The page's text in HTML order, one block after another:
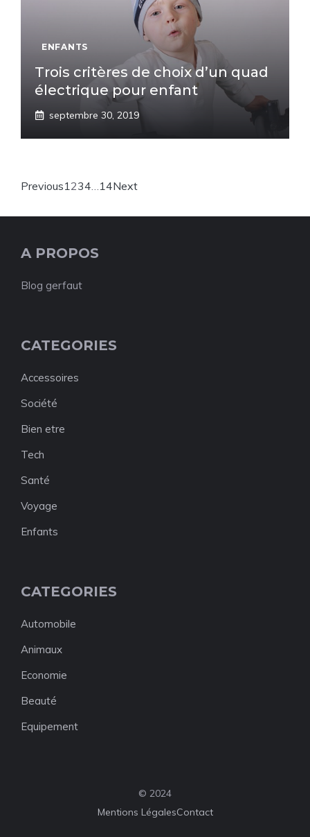
ENFANTS
Trois critères de choix d’un quad
électrique pour enfant
septembre 30, 2019
Previous1 234 14Next
A PROPOS
Blog gerfaut
CATEGORIES
Accessoires
Société
Bien etre
Tech
Santé
Voyage
Enfants
CATEGORIES
Automobile
Animaux
Economie
Beauté
Equipement
© 2024
Mentions LégalesContact